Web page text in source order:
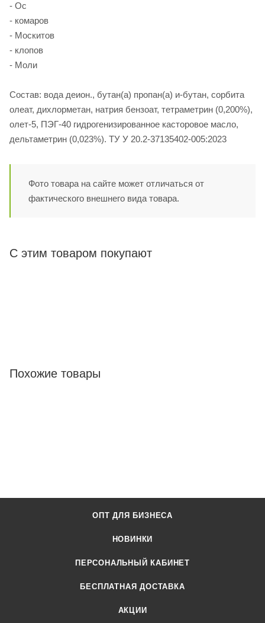
- Ос
- комаров
- Москитов
- клопов
- Моли
Состав: вода деион., бутан(а) пропан(а) и-бутан, сорбита
олеат, дихлорметан, натрия бензоат, тетраметрин (0,200%),
олет-5, ПЭГ-40 гидрогенизированное касторовое масло,
дельтаметрин (0,023%). ТУ У 20.2-37135402-005:2023
Фото товара на сайте может отличаться от
фактического внешнего вида товара.
С этим товаром покупают
Похожие товары
ОПТ ДЛЯ БИЗНЕСА
НОВИНКИ
ПЕРСОНАЛЬНЫЙ КАБИНЕТ
БЕСПЛАТНАЯ ДОСТАВКА
АКЦИИ